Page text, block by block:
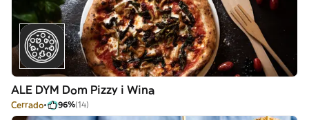
ALE DYM Dom Pizzy i Wina
Cerrado 96%(14)